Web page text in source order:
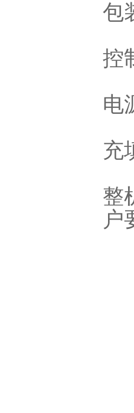
包
控
电
充
整
户